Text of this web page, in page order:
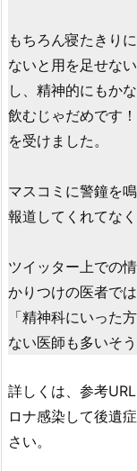
もちろん寝たきり
ないと用を足せな
し、精神的にもか
飲むじゃだめです
を受けました。
マスコミに警鐘を
報道してくれてな
ツイッター上での
かりつけの医者で
「精神科にいった
ない医師も多いそう
詳しくは、参考
ロナ感染して後遺
さい。